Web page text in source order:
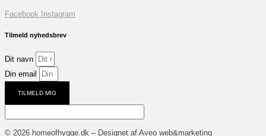
Facebook Instagram
Tilmeld nyhedsbrev
Dit navn
Din email
TILMELD MIG
© 2026 homeofhygge.dk – Designet af Aveo web&marketing